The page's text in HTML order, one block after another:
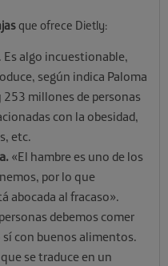
que ofrece Dietly:
. Es algo incuestionable,
según indica Paloma
millones de personas
con la obesidad,
etc.
«El hambre es uno de los
por lo que
abocada al fracaso».
debemos comer
con buenos alimentos.
que se traduce en un